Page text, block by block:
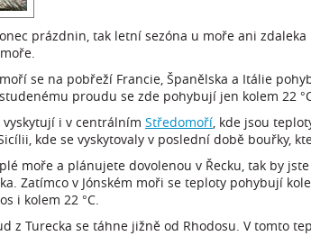
prázdnin, tak letní sezóna u moře ani
se na pobřeží Francie, Španělska a Itálie
proudu se zde pohybují jen kolem 22
vyskytují i v centrálním Středomoří, kde jsou
kde se vyskytovaly v poslední době bouřky,
moře a plánujete dovolenou v Řecku, tak by
Zatímco v Jónském moři se teploty pohybují
i kolem 22 °C.
z Turecka se táhne jižně od Rhodosu. V tomto